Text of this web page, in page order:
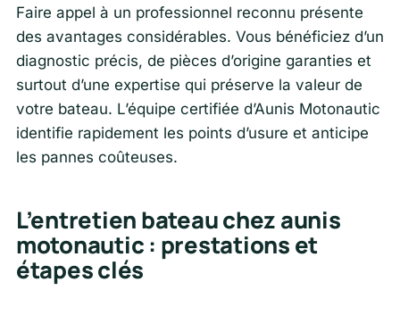
Faire appel à un professionnel reconnu présente
des avantages considérables. Vous bénéficiez d’un
diagnostic précis, de pièces d’origine garanties et
surtout d’une expertise qui préserve la valeur de
votre bateau. L’équipe certifiée d’Aunis Motonautic
identifie rapidement les points d’usure et anticipe
les pannes coûteuses.
L’entretien bateau chez aunis
motonautic : prestations et
étapes clés